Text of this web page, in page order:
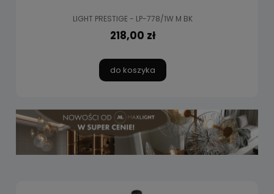
LIGHT PRESTIGE - LP-778/1W M BK
218,00 zł
do koszyka